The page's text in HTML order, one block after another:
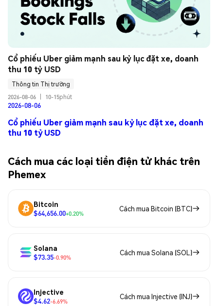
Cổ phiếu Uber giảm mạnh sau kỷ lục đặt xe, doanh
thu 10 tỷ USD
Thông tin Thị trường
2026-08-06
10-15phút
2026-08-06
Cổ phiếu Uber giảm mạnh sau kỷ lục đặt xe, doanh
thu 10 tỷ USD
Cách mua các loại tiền điện tử khác trên
Phemex
Bitcoin
$64,656.00+0.20%
Cách mua Bitcoin (BTC)
Solana
$73.35-0.90%
Cách mua Solana (SOL)
Injective
$4.62-6.69%
Cách mua Injective (INJ)